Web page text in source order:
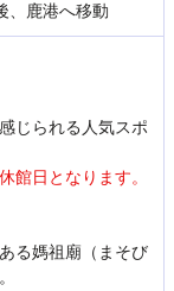
、鹿港へ移動
じられる人気スポ
日となります。
る媽祖廟（まそび